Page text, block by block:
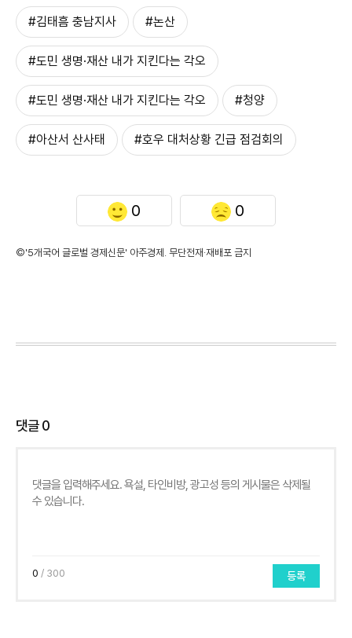
#김태흠 충남지사 #논산
#도민 생명·재산 내가 지킨다는 각오
#도민 생명·재산 내가 지킨다는 각오 #청양
#아산서 산사태 #호우 대처상황 긴급 점검회의
0 0
©'5개국어 글로벌 경제신문' 아주경제. 무단전재·재배포 금지
댓글0
0 / 300 등록